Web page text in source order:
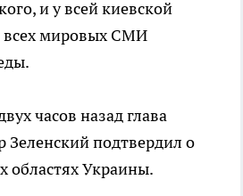
и у всей киевской
всех мировых СМИ
часов назад глава
подтвердил о
областях Украины.